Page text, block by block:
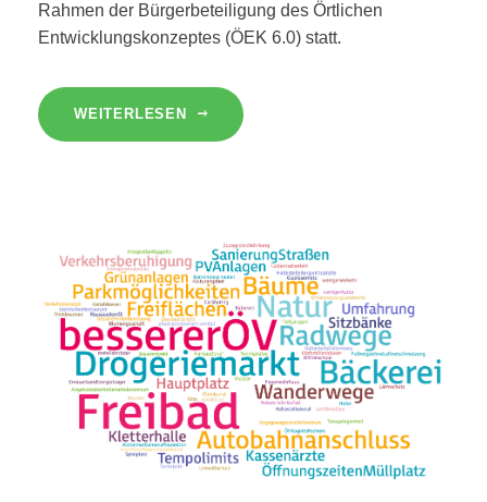
Rahmen der Bürgerbeteiligung des Örtlichen
Entwicklungskonzeptes (ÖEK 6.0) statt.
WEITERLESEN